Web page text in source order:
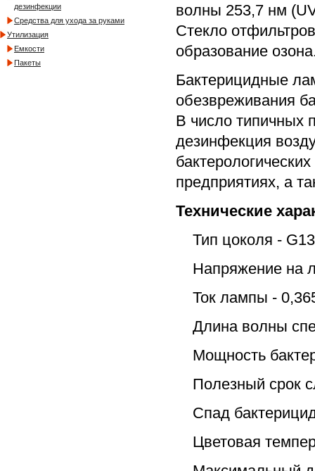
дезинфекции
Средства для ухода за руками
Утилизация
Емкости
Пакеты
волны 253,7 нм
Стекло
образование
Бактерицидные
обезвреживания
В число типичных
дезинфекция
предприятиях, а
Технические
Тип цоколя - G13
Напряжение на
Ток лампы -
Длина волны
Мощность
Полезный срок
Спад
Цветовая